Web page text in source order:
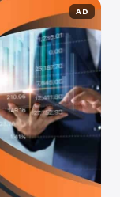
AD